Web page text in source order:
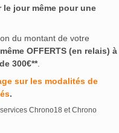
jour même pour une
du montant de votre
OFFERTS (en relais) à
300€**.
sur les modalités de
.
Chrono18 et Chrono